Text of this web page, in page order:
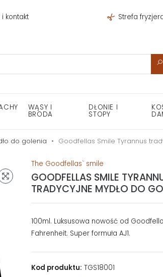
kontakt Strefa
WĄSY I
BRODA
DŁONIE I
STOPY
do golenia Goodfellas Smile Tyrannus
The Goodfellas` smile
GOODFELLAS SMILE
TRADYCYJNE MYDŁO DO
100ml. Luksusowa nowość od
Fahrenheit. Super formuła AJ1.
Kod produktu: TGS18001